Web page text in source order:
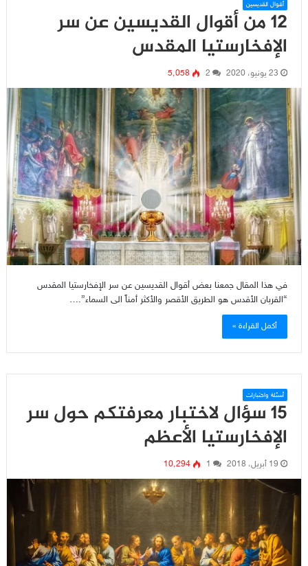
أقوال القديسين
12 من أقوال القديسين عن سر
الإفخارستيا المقدس
23 يونيو، 2020 2 5٬058
في هذا المقال جمعنا بعض أقوال القديسين عن سر الإفخارستيا المقدس
“القربان الأقدس هو الطريق الأقصر والأكثر أمناً الى السماء”.…
أكمل القراءة »
أسئلة واختبارات
15 سؤال لاختبار معرفتكم حول سر
الإفخارستيا الأعظم
19 أبريل، 2018 1 10٬294